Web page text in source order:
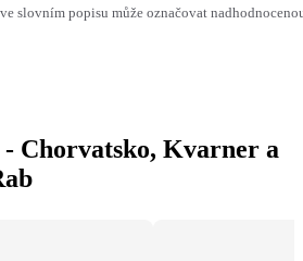
slovním popisu může označovat
Chorvatsko, Kvarner a